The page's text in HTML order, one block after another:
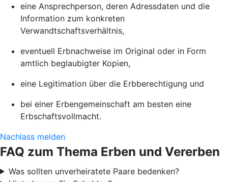
eine Ansprechperson, deren Adressdaten und die
Information zum konkreten
Verwandtschaftsverhältnis,
eventuell Erbnachweise im Original oder in Form
amtlich beglaubigter Kopien,
eine Legitimation über die Erbberechtigung und
bei einer Erbengemeinschaft am besten eine
Erbschaftsvollmacht.
Nachlass melden
FAQ zum Thema Erben und Vererben
Was sollten unverheiratete Paare bedenken?